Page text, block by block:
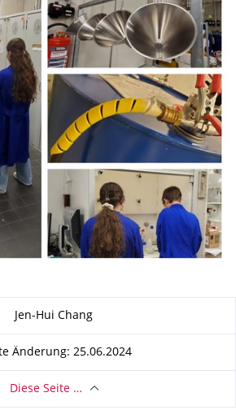
Jen-Hui Chang
Änderung: 25.06.2024
Diese Seite …